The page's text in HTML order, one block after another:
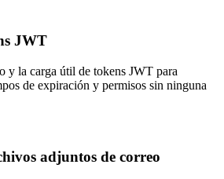
JWT
y la carga útil de tokens JWT para
de expiración y permisos sin ninguna
adjuntos de correo